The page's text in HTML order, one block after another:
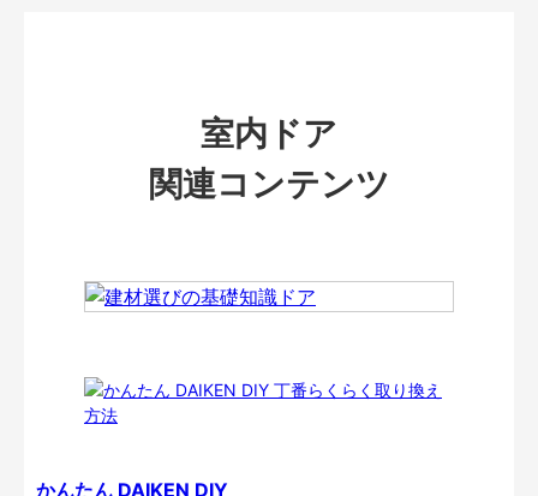
室内ドア
関連コンテンツ
かんたん DAIKEN DIY